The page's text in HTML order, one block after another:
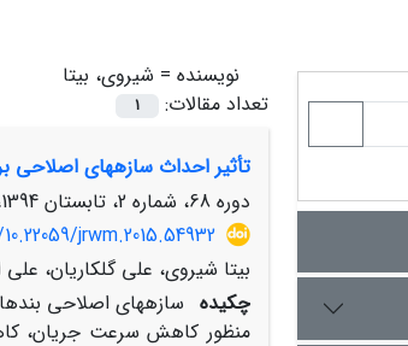
نویسنده = شیروی، بیتا
تعداد مقالات:
1
تأثیر احداث سازه‏‏های
دوره 68، شماره 2، تابستان 1394، صفحه
jrwm.2015.54932
بیتا شیروی، علی گلکاریان، علی
چکیده سازه‏های اصلاحی
منظور کاهش سرعت جریان،